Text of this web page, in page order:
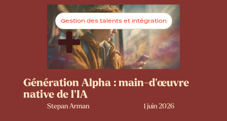
Gestion des talents et intégration
Génération Alpha : main-d’œuvre
native de l’IA
Stepan Arman 1 juin 2026